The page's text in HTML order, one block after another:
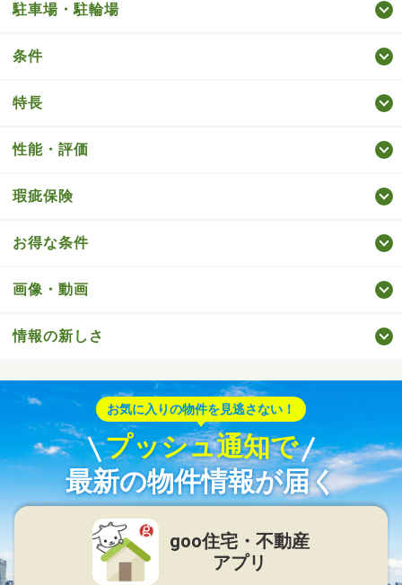
駐車場・駐輪場
条件
特長
性能・評価
瑕疵保険
お得な条件
画像・動画
情報の新しさ
お気に入りの物件を見逃さない！
プッシュ通知で
最新の物件情報が届く
goo住宅・不動産
アプリ